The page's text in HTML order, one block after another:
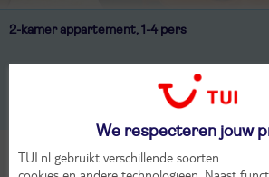
2-kamer appartement, 1-4 pers
2-persoonskamer, Voor alleengebruik, 1-1 pers
Alle Kamers
We respecteren jouw
TUI.nl gebruikt verschillende soorten